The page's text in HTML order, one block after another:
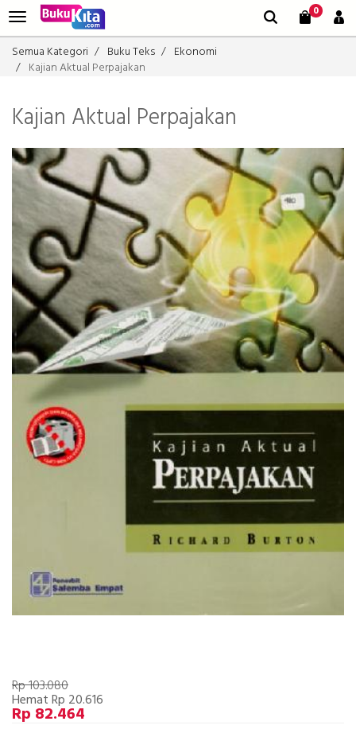
0
Semua Kategori Buku Teks
Ekonomi
Kajian Aktual Perpajakan
Kajian Aktual Perpajakan
Rp 103.080
Hemat Rp 20.616
Rp 82.464